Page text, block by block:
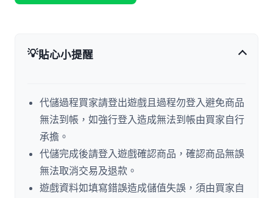
💡貼心小提醒
代儲過程買家請登出遊戲且過程勿登入避免商品
無法到帳，如強行登入造成無法到帳由買家自行
承擔。
代儲完成後請登入遊戲確認商品，確認商品無誤
無法取消交易及退款。
遊戲資料如填寫錯誤造成儲值失誤，須由買家自